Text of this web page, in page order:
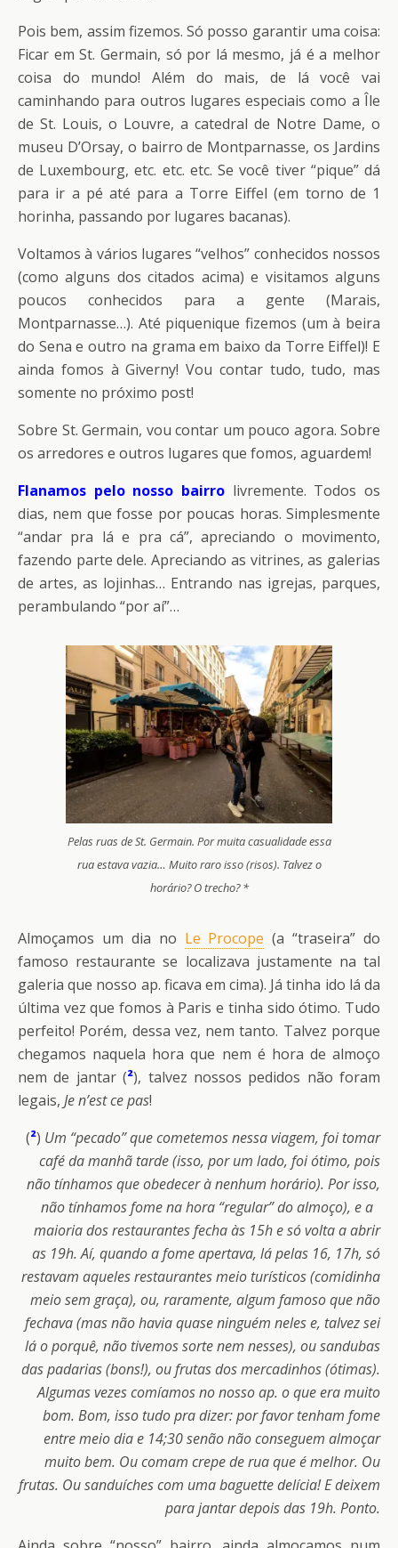
Pois bem, assim fizemos. Só posso garantir uma coisa:
Ficar em St. Germain, só por lá mesmo, já é a melhor
coisa do mundo! Além do mais, de lá você vai
caminhando para outros lugares especiais como a Île
de St. Louis, o Louvre, a catedral de Notre Dame, o
museu D’Orsay, o bairro de Montparnasse, os Jardins
de Luxembourg, etc. etc. etc. Se você tiver “pique” dá
para ir a pé até para a Torre Eiffel (em torno de 1
horinha, passando por lugares bacanas).
Voltamos à vários lugares “velhos” conhecidos nossos
(como alguns dos citados acima) e visitamos alguns
poucos conhecidos para a gente (Marais,
Montparnasse…). Até piquenique fizemos (um à beira
do Sena e outro na grama em baixo da Torre Eiffel)! E
ainda fomos à Giverny! Vou contar tudo, tudo, mas
somente no próximo post!
Sobre St. Germain, vou contar um pouco agora. Sobre
os arredores e outros lugares que fomos, aguardem!
Flanamos pelo nosso bairro livremente. Todos os
dias, nem que fosse por poucas horas. Simplesmente
“andar pra lá e pra cá”, apreciando o movimento,
fazendo parte dele. Apreciando as vitrines, as galerias
de artes, as lojinhas… Entrando nas igrejas, parques,
perambulando “por aí”…
Pelas ruas de St. Germain. Por muita casualidade essa
rua estava vazia… Muito raro isso (risos). Talvez o
horário? O trecho? *
Almoçamos um dia no Le Procope (a “traseira” do
famoso restaurante se localizava justamente na tal
galeria que nosso ap. ficava em cima). Já tinha ido lá da
última vez que fomos à Paris e tinha sido ótimo. Tudo
perfeito! Porém, dessa vez, nem tanto. Talvez porque
chegamos naquela hora que nem é hora de almoço
nem de jantar (²), talvez nossos pedidos não foram
legais, Je n’est ce pas!
(²) Um “pecado” que cometemos nessa viagem, foi tomar
café da manhã tarde (isso, por um lado, foi ótimo, pois
não tínhamos que obedecer à nenhum horário). Por isso,
não tínhamos fome na hora “regular” do almoço), e a
maioria dos restaurantes fecha às 15h e só volta a abrir
as 19h. Aí, quando a fome apertava, lá pelas 16, 17h, só
restavam aqueles restaurantes meio turísticos (comidinha
meio sem graça), ou, raramente, algum famoso que não
fechava (mas não havia quase ninguém neles e, talvez sei
lá o porquê, não tivemos sorte nem nesses), ou sandubas
das padarias (bons!), ou frutas dos mercadinhos (ótimas).
Algumas vezes comíamos no nosso ap. o que era muito
bom. Bom, isso tudo pra dizer: por favor tenham fome
entre meio dia e 14;30 senão não conseguem almoçar
muito bem. Ou comam crepe de rua que é melhor. Ou
frutas. Ou sanduíches com uma baguette delícia! E deixem
para jantar depois das 19h. Ponto.